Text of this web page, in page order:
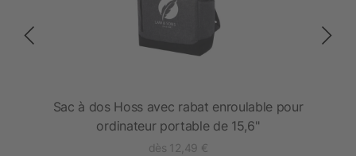
Sac à dos Hoss avec rabat enroulable pour
ordinateur portable de 15,6"
dès 12,49 €